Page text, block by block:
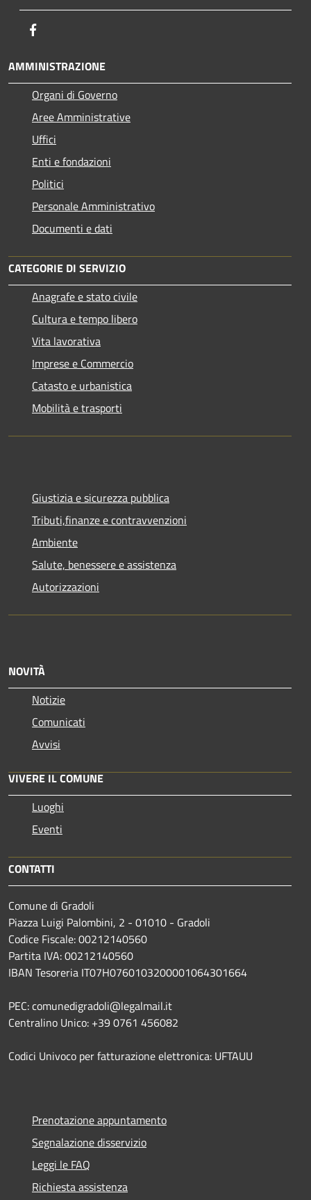
AMMINISTRAZIONE
Organi di Governo
Aree Amministrative
Uffici
Enti e fondazioni
Politici
Personale Amministrativo
Documenti e dati
CATEGORIE DI SERVIZIO
Anagrafe e stato civile
Cultura e tempo libero
Vita lavorativa
Imprese e Commercio
Catasto e urbanistica
Mobilità e trasporti
Giustizia e sicurezza pubblica
Tributi,finanze e contravvenzioni
Ambiente
Salute, benessere e assistenza
Autorizzazioni
NOVITÀ
Notizie
Comunicati
Avvisi
VIVERE IL COMUNE
Luoghi
Eventi
CONTATTI
Comune di Gradoli
Piazza Luigi Palombini, 2 - 01010 - Gradoli
Codice Fiscale: 00212140560
Partita IVA: 00212140560
IBAN Tesoreria IT07H0760103200001064301664
PEC: comunedigradoli@legalmail.it
Centralino Unico: +39 0761 456082
Codici Univoco per fatturazione elettronica: UFTAUU
Prenotazione appuntamento
Segnalazione disservizio
Leggi le FAQ
Richiesta assistenza